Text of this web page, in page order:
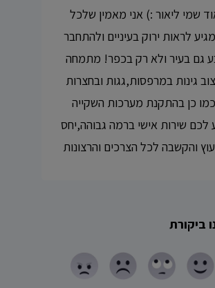
שמי ליאור :) אני מאמין שלכל
לראות ירוק בעיניים ולהתחבר
גם בעיר ולא רק בכפר! מתמחה
גינות במרפסות,גגות ובחצרות
כן בהתקנת מערכות השקייה
לכם שירות אישי ברמה גבוהה,יחס
והקשבה לכל הצרכים והרצונות
ביקורת